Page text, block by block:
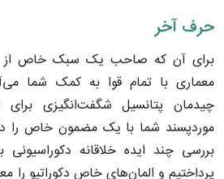
حرف آخر
برای آن که صاحب یک سبک خاص از
معماری با تمام قوا به کمک شما
چیدمان پتانسیل شگفت‌انگیزی برای
موردپسند شما با یک مضمون خاص را
بررسی چند ایده خلاقانه دکوراسیونی
پرداختیم و المان‌های خاص دکوراتیو را